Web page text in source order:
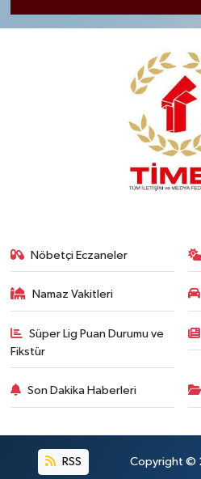
Nöbetçi Eczaneler
Namaz Vakitleri
Süper Lig Puan Durumu ve
Fikstür
Son Dakika Haberleri
RSS Copyright ©